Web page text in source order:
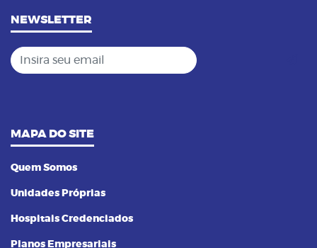
NEWSLETTER
Insira seu email
MAPA DO SITE
Quem Somos
Unidades Próprias
Hospitais Credenciados
Planos Empresariais